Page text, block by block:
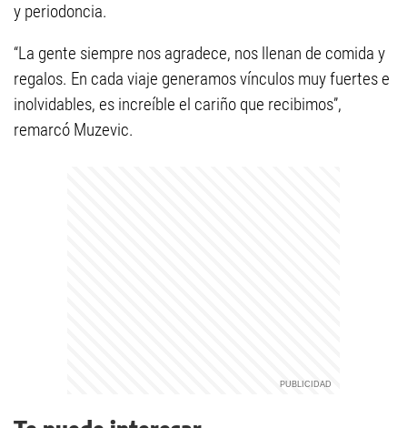
y periodoncia.
“La gente siempre nos agradece, nos llenan de comida y
regalos. En cada viaje generamos vínculos muy fuertes e
inolvidables, es increíble el cariño que recibimos”,
remarcó Muzevic.